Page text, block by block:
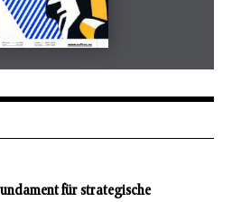
aufbau
für strategische